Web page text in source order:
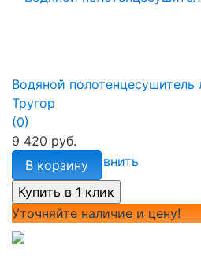
избранное сравнить
Водяной
Тругор
(0)
9 420 руб.
В корзину
Уточняйте наличие и цену!